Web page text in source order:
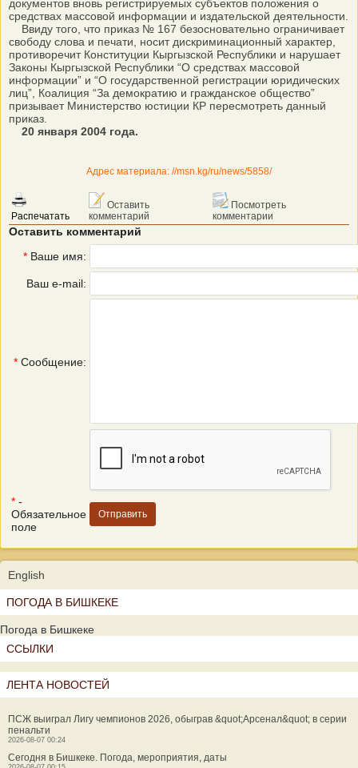
документов вновь регистрируемых субъектов положения о
средствах массовой информации и издательской деятельности.
Ввиду того, что приказ № 167 безосновательно ограничивает
свободу слова и печати, носит дискриминационный характер,
противоречит Конституции Кыргызской Республики и нарушает
Законы Кыргызской Республики “О средствах массовой
информации” и “О государственной регистрации юридических
лиц”, Коалиция “За демократию и гражданское общество”
призывает Министерство юстиции КР пересмотреть данный
приказ.
20 января 2004 года.
Адрес материала: //msn.kg/ru/news/5858/
Распечатать
Оставить
комментарий
Посмотреть
комментарии
Оставить комментарий
* Ваше имя:
Ваш e-mail:
* Сообщение:
* -
Обязательное
поле
English
ПОГОДА В БИШКЕКЕ
Погода в Бишкеке
ССЫЛКИ
ЛЕНТА НОВОСТЕЙ
ПСЖ выиграл Лигу чемпионов 2026, обыграв &quot;Арсенал&quot; в серии
пенальти
2026-08-07 00:24
Сегодня в Бишкеке. Погода, мероприятия, даты